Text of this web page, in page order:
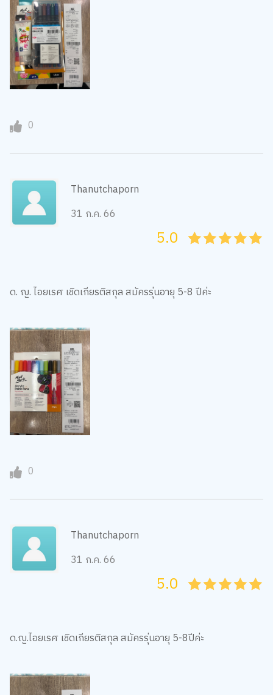
0
Thanutchaporn
31 ก.ค. 66
45
4
35
3
25
2
15
1
05
5.0
ด. ญ. ไอยเรศ​ เชิด​เกียรติ​สกุล​ สมัครรุ่นอายุ​ 5-8 ปีค่ะ
0
Thanutchaporn
31 ก.ค. 66
45
4
35
3
25
2
15
1
05
5.0
ด.ญ.ไอยเรศ​ เชิด​เกียรติ​สกุล​ สมัครรุ่นอายุ​ 5-8ปีค่ะ